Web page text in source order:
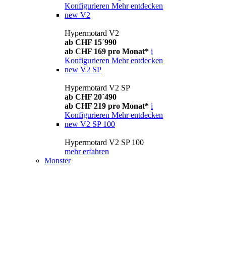
Konfigurieren Mehr entdecken
new V2
Hypermotard V2
ab CHF 15´990
ab CHF 169 pro Monat* i
Konfigurieren Mehr entdecken
new V2 SP
Hypermotard V2 SP
ab CHF 20´490
ab CHF 219 pro Monat* i
Konfigurieren Mehr entdecken
new V2 SP 100
Hypermotard V2 SP 100
mehr erfahren
Monster